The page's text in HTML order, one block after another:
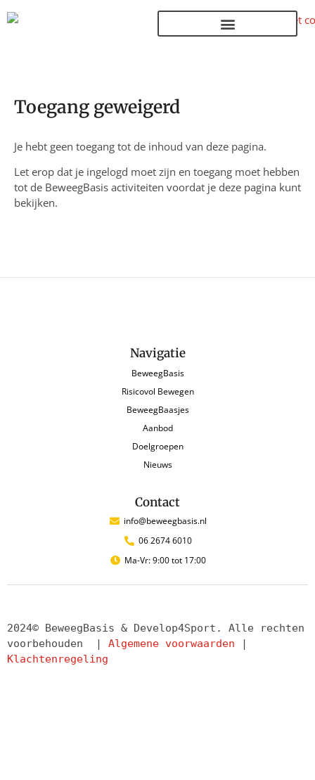
Toegang geweigerd
Je hebt geen toegang tot de inhoud van deze pagina.
Let erop dat je ingelogd moet zijn en toegang moet hebben
tot de BeweegBasis activiteiten voordat je deze pagina kunt
bekijken.
Navigatie
BeweegBasis
Risicovol Bewegen
BeweegBaasjes
Aanbod
Doelgroepen
Nieuws
Contact
info@beweegbasis.nl
06 2674 6010
Ma-Vr: 9:00 tot 17:00
2024© BeweegBasis & Develop4Sport. Alle rechten
voorbehouden  | Algemene voorwaarden
Klachtenregeling